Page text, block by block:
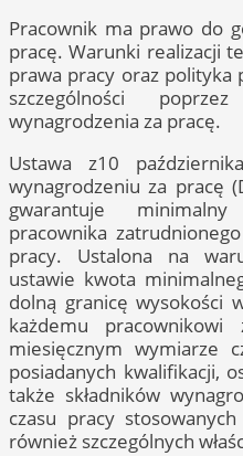
Pracownik ma prawo do
pracę. Warunki realizacji
prawa pracy oraz polityka
szczególności
wynagrodzenia za pracę.
Ustawa z10
wynagrodzeniu za pracę
gwarantuje
pracownika
pracy. Ustalona na
ustawie kwota
dolną granicę wysokości
każdemu pracownikowi
miesięcznym wymiarze
posiadanych kwalifikacji,
także składników
czasu pracy
również szczególnych